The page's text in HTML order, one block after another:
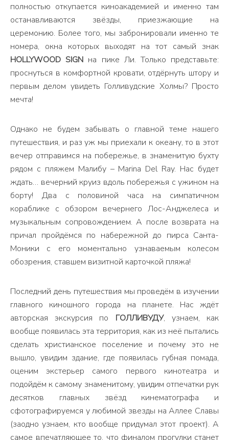
полностью откупается киноакадемией и именно там
останавливаются звёзды, приезжающие на
церемонию. Более того, мы забронировали именно те
номера, окна которых выходят на тот самый знак
HOLLYWOOD SIGN на пике Ли. Только представьте:
проснуться в комфортной кровати, отдёрнуть штору и
первым делом увидеть Голливудские Холмы? Просто
мечта!
Однако не будем забывать о главной теме нашего
путешествия, и раз уж мы приехали к океану, то в этот
вечер отправимся на побережье, в знаменитую бухту
рядом с пляжем Малибу – Marina Del Ray. Нас будет
ждать… вечерний круиз вдоль побережья с ужином на
борту! Два с половиной часа на симпатичном
кораблике с обзором вечернего Лос-Анджелеса и
музыкальным сопровождением. А после возврата на
причал пройдёмся по набережной до пирса Санта-
Моники с его моментально узнаваемым колесом
обозрения, ставшем визитной карточкой пляжа!
Последний день путешествия мы проведём в изучении
главного киношного города на планете. Нас ждёт
авторская экскурсия по ГОЛЛИВУДУ, узнаем, как
вообще появилась эта территория, как из неё пытались
сделать христианское поселение и почему это не
вышло, увидим здание, где появилась губная помада,
оценим экстерьер самого первого кинотеатра и
подойдём к самому знаменитому, увидим отпечатки рук
десятков главных звёзд кинематографа и
сфотографируемся у любимой звезды на Аллее Славы
(заодно узнаем, кто вообще придумал этот проект). А
самое впечатляющее то, что финалом прогулки станет